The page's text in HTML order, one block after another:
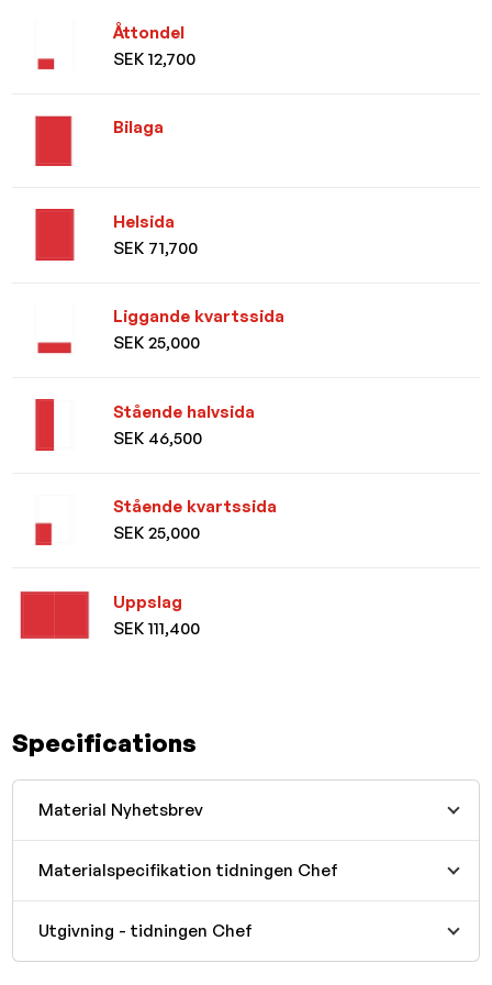
Åttondel
SEK 12,700
Bilaga
Helsida
SEK 71,700
Liggande kvartssida
SEK 25,000
Stående halvsida
SEK 46,500
Stående kvartssida
SEK 25,000
Uppslag
SEK 111,400
Specifications
Material Nyhetsbrev
Materialspecifikation tidningen Chef
Utgivning - tidningen Chef